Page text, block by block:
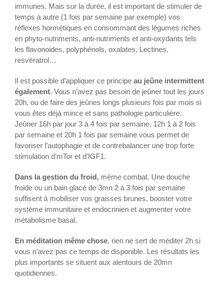
immunes. Mais sur la durée, il est important de stimuler de
temps à autre (1 fois par semaine par exemple) vos
réflexes hormétiques en consommant des légumes riches
en phyto-nutriments, anti-nutriments et anti-oxydants tels
les flavonoides, polyphénols, oxalates, Lectines,
resvératrol…
Il est possible d’appliquer ce principe au jeûne intermittent
également. Vous n’avez pas besoin de jeûner tout les jours
20h, ou de faire des jeûnes longs plusieurs fois par mois si
vous êtes déjà mince et sans pathologie particulière.
Jeûner 16h par jour 3 à 4 fois par semaine, 12h 1 à 2 fois
par semaine et 20h 1 fois par semaine vous permet de
favoriser l’autophagie et de contrebalancer une trop forte
stimulation d’mTor et d’IGF1.
Dans la gestion du froid, même combat. Une douche
froide ou un bain glacé de 3mn 2 à 3 fois par semaine
suffisent à mobiliser vos graisses brunes, booster votre
système immunitaire et endocrinien et augmenter votre
métabolisme basal.
En méditation même chose, rien ne sert de méditer 2h si
vous n’avez pas ce temps de disponible. Les résultats les
plus importants se situent aux alentours de 20mn
quotidiennes.